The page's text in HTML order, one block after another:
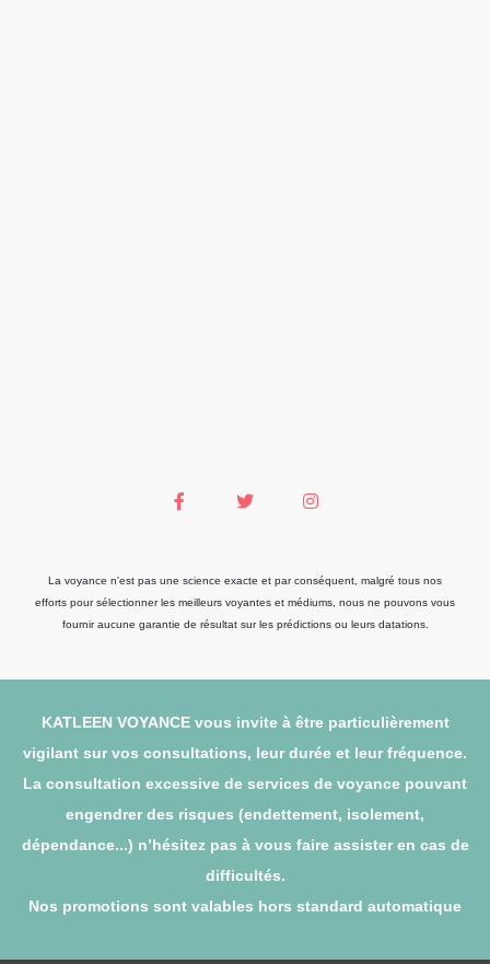
La voyance n'est pas une science exacte et par conséquent, malgré tous nos
efforts pour sélectionner les meilleurs voyantes et médiums, nous ne pouvons vous
fournir aucune garantie de résultat sur les prédictions ou leurs datations.
KATLEEN VOYANCE vous invite à être particulièrement
vigilant sur vos consultations, leur durée et leur fréquence.
La consultation excessive de services de voyance pouvant
engendrer des risques (endettement, isolement,
dépendance...) n’hésitez pas à vous faire assister en cas de
difficultés.
Nos promotions sont valables hors standard automatique